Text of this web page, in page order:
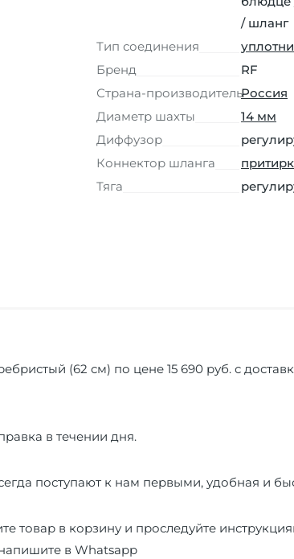
/ шланг
Тип соединения
Бренд
RF
Страна-производительРоссия
Диаметр шахты
14 мм
Диффузор
Коннектор шланга
Тяга
(62 см) по цене 15 690 руб. с
в течении дня.
поступают к нам первыми, удобная и
товар в корзину и проследуйте
в Whatsapp